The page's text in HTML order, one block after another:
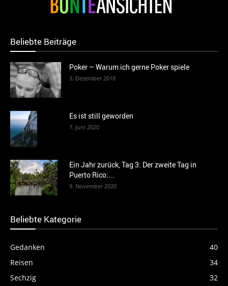
Beliebte Beiträge
Poker – Warum ich gerne Poker spiele
3. Dezember 2018
Es ist still geworden
7. Juni 2020
Ein Jahr zurück, Tag 3: Der zweite Tag in
Puerto Rico:...
9. November 2020
Beliebte Kategorie
Gedanken
40
Reisen
34
Sechzig
32